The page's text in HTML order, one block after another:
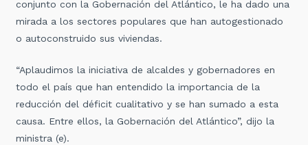
conjunto con la Gobernación del Atlántico, le ha dado una
mirada a los sectores populares que han autogestionado
o autoconstruido sus viviendas.
“Aplaudimos la iniciativa de alcaldes y gobernadores en
todo el país que han entendido la importancia de la
reducción del déficit cualitativo y se han sumado a esta
causa. Entre ellos, la Gobernación del Atlántico”, dijo la
ministra (e).